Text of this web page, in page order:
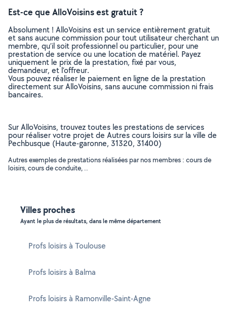
Est-ce que AlloVoisins est gratuit ?
Absolument ! AlloVoisins est un service entièrement gratuit
et sans aucune commission pour tout utilisateur cherchant un
membre, qu’il soit professionnel ou particulier, pour une
prestation de service ou une location de matériel. Payez
uniquement le prix de la prestation, fixé par vous,
demandeur, et l’offreur.
Vous pouvez réaliser le paiement en ligne de la prestation
directement sur AlloVoisins, sans aucune commission ni frais
bancaires.
Sur AlloVoisins, trouvez toutes les prestations de services
pour réaliser votre projet de Autres cours loisirs sur la ville de
Pechbusque (Haute-garonne, 31320, 31400)
Autres exemples de prestations réalisées par nos membres : cours de
loisirs, cours de conduite, ..
Villes proches
Ayant le plus de résultats, dans le même département
Profs loisirs à Toulouse
Profs loisirs à Balma
Profs loisirs à Ramonville-Saint-Agne